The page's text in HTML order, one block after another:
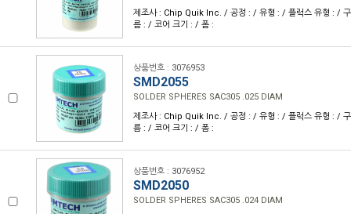
제조사 : Chip Quik Inc. / 공정 : / 유형 : / 플럭스 유형 : /
름 : / 코어 크기 : / 폼 :
상품번호 : 3076953
SMD2055
SOLDER SPHERES SAC305 .025 DIAM
제조사 : Chip Quik Inc. / 공정 : / 유형 : / 플럭스 유형 : /
름 : / 코어 크기 : / 폼 :
상품번호 : 3076952
SMD2050
SOLDER SPHERES SAC305 .024 DIAM